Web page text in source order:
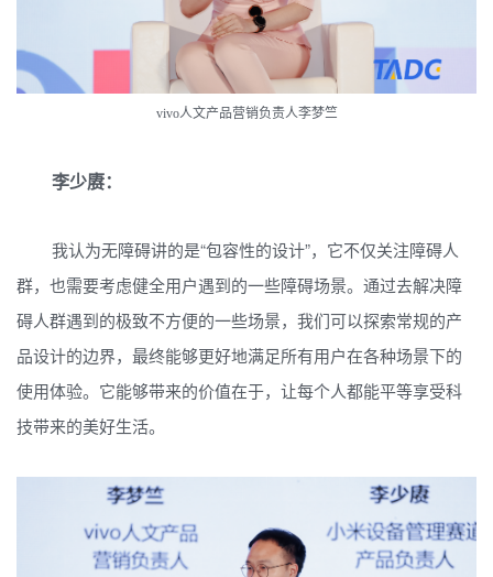
vivo人文产品营销负责人李梦竺
李少赓：
我认为无障碍讲的是“包容性的设计”，它不仅关注障碍人
群，也需要考虑健全用户遇到的一些障碍场景。通过去解决障
碍人群遇到的极致不方便的一些场景，我们可以探索常规的产
品设计的边界，最终能够更好地满足所有用户在各种场景下的
使用体验。它能够带来的价值在于，让每个人都能平等享受科
技带来的美好生活。